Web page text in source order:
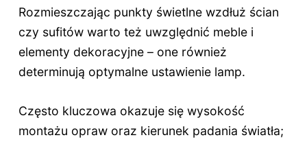
Rozmieszczając punkty świetlne wzdłuż ścian
czy sufitów warto też uwzględnić meble i
elementy dekoracyjne – one również
determinują optymalne ustawienie lamp.
Często kluczowa okazuje się wysokość
montażu opraw oraz kierunek padania światła;